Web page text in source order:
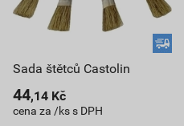
Sada štětců Castolin
44,14 Kč
cena za /ks s DPH